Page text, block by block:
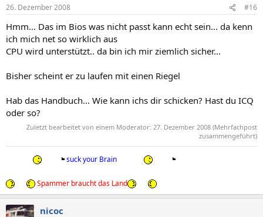
26. Dezember 2008 #16
Hmm... Das im Bios was nicht passt kann echt sein... da kenn
ich mich net so wirklich aus
CPU wird unterstützt.. da bin ich mir ziemlich sicher...
Bisher scheint er zu laufen mit einen Riegel
Hab das Handbuch... Wie kann ichs dir schicken? Hast du ICQ
oder so?
Zuletzt bearbeitet von einem Moderator: 27. Dezember 2008 (Mehrfachpost
zusammengeführt)
suck your Brain
Spammer braucht das Land
nicoc